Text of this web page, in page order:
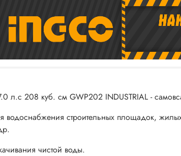
л.с 208 куб. см GWP202 INDUSTRIAL -
водоснабжения строительных площадок,
чистой воды.